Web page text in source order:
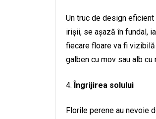
Un truc de design
irișii, se așază în fundal,
fiecare floare va fi
galben cu mov sau alb
Îngrijirea solului
Florile perene au nevoie